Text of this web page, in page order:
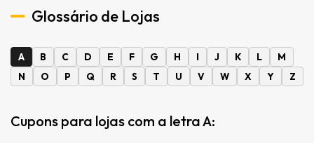
Glossário de Lojas
A B C D E F G H I J K L
M
N
O P Q R S T U V W X Y Z
Cupons para lojas com a letra A: